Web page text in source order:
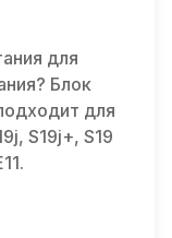
для
Блок
для
S19j+, S19